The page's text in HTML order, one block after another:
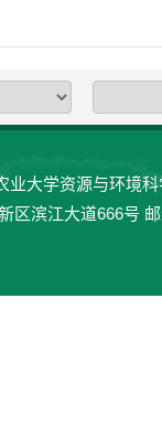
业大学资源与环境
区滨江大道666号